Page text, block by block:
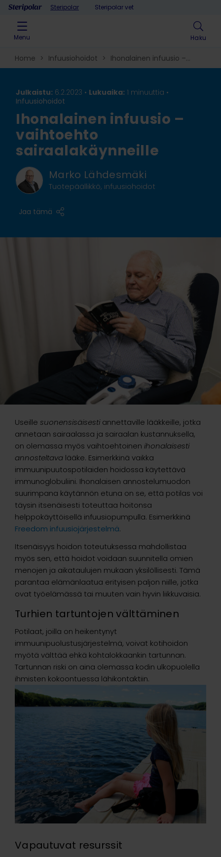
Skip to contentSteripolar Steripolar vet
Menu Haku
Home > Infuusiohoidot > Ihonalainen infuusio –
vaihtoehto sairaalakäynneille
Julkaistu: 6.2.2023 • Lukuaika: 1 minuuttia •
Infuusiohoidot
Ihonalainen infuusio –
vaihtoehto
sairaalakäynneille
Marko Lähdesmäki
Tuotepäällikkö, infuusiohoidot
Jaa tämä
Useille suonensisäisestiannettaville lääkkeille, jotka
annetaan sairaalassa ja sairaalan kustannuksella,
on olemassa myös vaihtoehtoinen ihonalaisesti
annosteltava lääke. Esimerkkinä vaikka
immuunipuutospotilaiden hoidossa käytettävä
immunoglobuliini. Ihonalaisen annostelumuodon
suurimpana käytännön etuna on se, että potilas voi
täysin itsenäisesti toteuttaa hoitonsa
helppokäyttöisellä infuusiopumpulla. Esimerkkinä
Freedom infuusiojärjestelmä.
Itsenäisyys hoidon toteutuksessa mahdollistaa
myös sen, että hoidot voidaan suunnitella omien
menojen ja aikataulujen mukaan yksilöllisesti. Tämä
parantaa elämänlaatua erityisen paljon niille, jotka
ovat työelämässä tai muuten vain hyvin liikkuvaisia.
Turhien tartuntojen välttäminen
Potilaat, joilla on heikentynyt
immuunipuolustusjärjestelmä, voivat kotihoidon
myötä välttää ehkä kohtalokkaankin tartunnan.
Tartunnan riski on aina olemassa kodin ulkopuolella
ihmisten kokoontuessa lähikontaktiin.
Vapautuvat resurssit